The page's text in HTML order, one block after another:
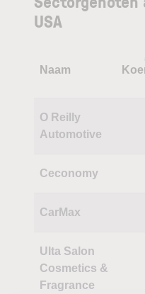
USA
Naam
O Reilly
Automotive
Ceconomy
CarMax
Ulta Salon
Cosmetics &
Fragrance